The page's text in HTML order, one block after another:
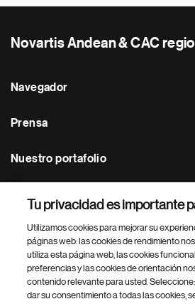
Novartis Andean & CAC
Navegador
Prensa
Nuestro portafolio
Footer Site Search
Tu privacidad es importante
Utilizamos cookies para mejorar su
páginas web: las cookies de rendimiento
utiliza esta página web, las cookies
preferencias y las cookies de orientación
contenido relevante para usted.
dar su consentimiento a todas las cookies,